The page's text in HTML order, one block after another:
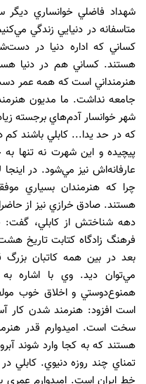
شهداد فاضلي خوانساري ديگر
متاسفانه در دنيايي زندگي
كساني كه اداره‌ دنيا در
هستند. كساني هم در دنيا
هنرمنداني است كه همه‌ عمر
جامعه نداشت. ما مديون
شهر خوانسار آدم‌هاي برجسته
كه در حد يدا... كابلي باشند كم
پيچيده و اين شهرت نه تنها
عارفانه‌اش نيز مي‌شود. در
چرا كه هنرمندان بسياري
هستند. صادق خرازي نيز از
دهه شناختش از كابلي، ‌گفت:
فرهنگ زادگاه كتابت تاريخ
بعد در بين همه كاتبان بزرگ
مي‌توان ديد. وي با اشاره
همنوع‌دوستي و اخلاق خوب
است افزود: هنرمند شدن كار
سخت است. اميدوارم قدر
هستند كه به كجا وارد شوند
تمناي چند روزه‌ دنيوي. كابلي
خط ايران است. اميدوارم عمري